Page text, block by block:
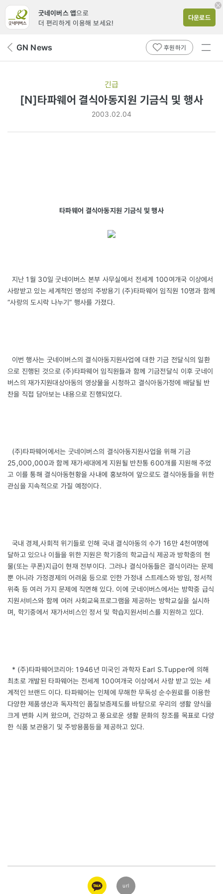
굿네이버스 앱으로
더 편리하게 이용해 보세요!
다운로드
뒤 GN News 후원하기
전체
긴급
[N]타파웨어 결식아동지원 기금식 및 행사
2003.02.04
타파웨어 결식아동지원 기금식 및 행사
지난 1월 30일 굿네이버스 본부 사무실에서 전세계 100여개국 이상에서
사랑받고 있는 세계적인 명성의 주방용기 (주)타파웨어 임직원 10명과 함께
“사랑의 도시락 나누기” 행사를 가졌다.
이번 행사는 굿네이버스의 결식아동지원사업에 대한 기금 전달식의 일환
으로 진행된 것으로 (주)타파웨어 임직원들과 함께 기금전달식 이후 굿네이
버스의 재가지원대상아동의 영상물을 시청하고 결식아동가정에 배달될 반
찬을 직접 담아보는 내용으로 진행되었다.
(주)타파웨어에서는 굿네이버스의 결식아동지원사업을 위해 기금
25,000,000과 함께 재가세대에게 지원될 반찬통 600개를 지원해 주었
고 이를 통해 결식아동현황을 사내에 홍보하여 앞으로도 결식아동들을 위한
관심을 지속적으로 가질 예정이다.
국내 경제,사회적 위기들로 인해 국내 결식아동의 수가 16만 4천여명에
달하고 있으나 이들을 위한 지원은 학기중의 학교급식 제공과 방학중의 현
물(또는 쿠폰)지급이 현재 전부이다. 그러나 결식아동들은 결식이라는 문제
뿐 아니라 가정경제의 어려움 등으로 인한 가정내 스트레스와 방임, 정서적
위축 등 여러 가지 문제에 직면해 있다. 이에 굿네이버스에서는 방학중 급식
지원서비스와 함께 여러 사회교육프로그램을 제공하는 방학교실을 실시하
며, 학기중에서 재가서비스인 정서 및 학습지원서비스를 지원하고 있다.
* (주)타파웨어코리아: 1946년 미국인 과학자 Earl S.Tupper에 의해
최초로 개발된 타파웨어는 전세계 100여개국 이상에서 사랑 받고 있는 세
계적인 브랜드 이다. 타파웨어는 인체에 무해한 무독성 순수원료를 이용한
다양한 제품생산과 독자적인 품질보증제도를 바탕으로 우리의 생활 양식을
크게 변화 시켜 왔으며, 건강하고 풍요로운 생활 문화의 창조를 목표로 다양
한 식품 보관용기 및 주방용품등을 제공하고 있다.
카카오
링크
url